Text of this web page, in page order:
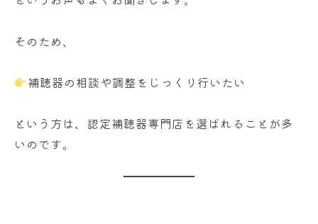
そのため、
補聴器の相談や調整をじっくり行いたい
という方は、認定補聴器専門店を選ばれることが多
いのです。